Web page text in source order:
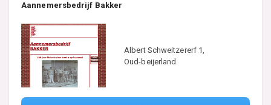
Aannemersbedrijf Bakker
Albert Schweitzererf 1,
Oud-beijerland